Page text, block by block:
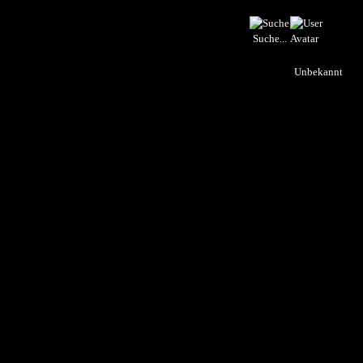
Suche...
Unbekannt